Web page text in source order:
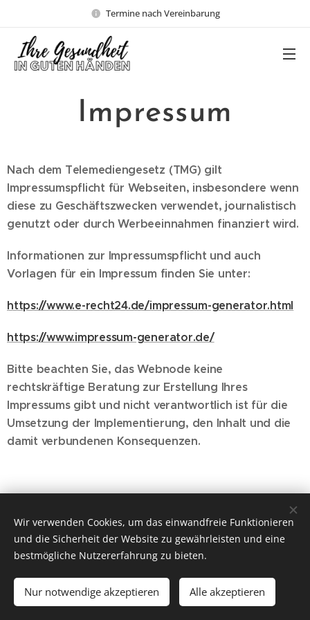
Termine nach Vereinbarung
Impressum
Nach dem Telemediengesetz (TMG) gilt
Impressumspflicht für Webseiten, insbesondere wenn
diese zu Geschäftszwecken verwendet, journalistisch
genutzt oder durch Werbeeinnahmen finanziert wird.
Informationen zur Impressumspflicht und auch
Vorlagen für ein Impressum finden Sie unter:
https://www.e-recht24.de/impressum-generator.html
https://www.impressum-generator.de/
Bitte beachten Sie, das Webnode keine
rechtskräftige Beratung zur Erstellung Ihres
Impressums gibt und nicht verantwortlich ist für die
Umsetzung der Implementierung, den Inhalt und die
damit verbundenen Konsequenzen.
© 2026 m-d-praxis.vonMuriel Bauer
m-d-praxis, Muriel Bauer, Baslerstrasse 317, CH-4123
Allschwil, +41 (0)79 618 08 98, info@massageallschwil.ch,
www.massageallschwil.ch
Cookies
Wir verwenden Cookies, um das einwandfreie Funktionieren
und die Sicherheit der Website zu gewährleisten und eine
bestmögliche Nutzererfahrung zu bieten.
Nur notwendige akzeptieren Alle akzeptieren